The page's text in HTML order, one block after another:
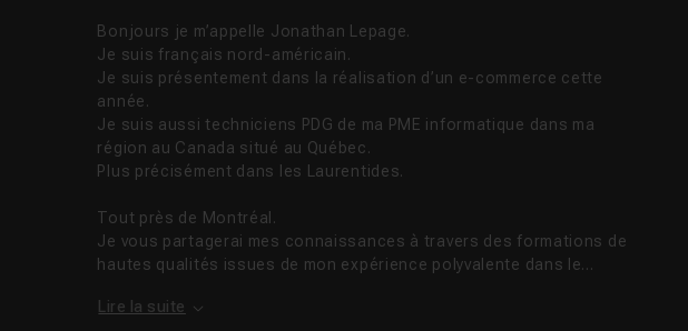
Bonjours je m’appelle Jonathan Lepage.
Je suis français nord-américain.
Je suis présentement dans la réalisation d’un e-commerce cette
année.
Je suis aussi techniciens PDG de ma PME informatique dans ma
région au Canada situé au Québec.
Plus précisément dans les Laurentides.
Tout près de Montréal.
Je vous partagerai mes connaissances à travers des formations de
hautes qualités issues de mon expérience polyvalente dans le...
Lire la suite